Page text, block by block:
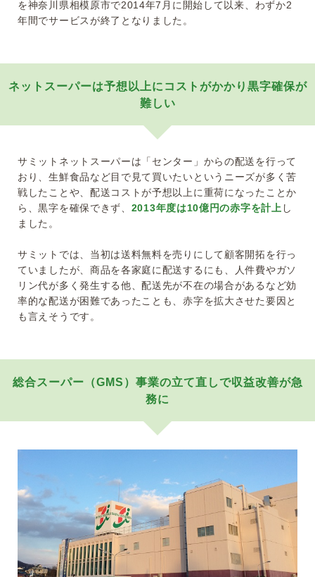
を神奈川県相模原市で2014年7月に開始して以来、わずか2
年間でサービスが終了となりました。
ネットスーパーは予想以上にコストがかかり黒字確保が
難しい
サミットネットスーパーは「センター」からの配送を行って
おり、生鮮食品など目で見て買いたいというニーズが多く苦
戦したことや、配送コストが予想以上に重荷になったことか
ら、黒字を確保できず、 2013年度は10億円の赤字を計上 し
ました。
サミットでは、当初は送料無料を売りにして顧客開拓を行っ
ていましたが、商品を各家庭に配送するにも、人件費やガソ
リン代が多く発生する他、配送先が不在の場合があるなど効
率的な配送が困難であったことも、赤字を拡大させた要因と
も言えそうです。
総合スーパー（GMS）事業の立て直しで収益改善が急
務に